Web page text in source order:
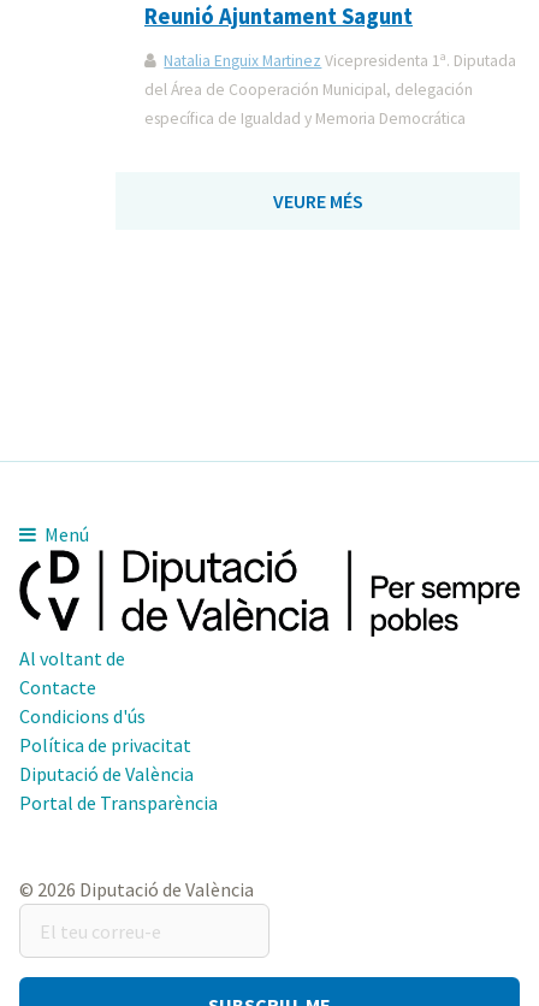
Reunió Ajuntament Sagunt
Natalia Enguix Martinez Vicepresidenta 1ª. Diputada
del Área de Cooperación Municipal, delegación
específica de Igualdad y Memoria Democrática
VEURE MÉS
Menú
Al voltant de
Contacte
Condicions d'ús
Política de privacitat
Diputació de València
Portal de Transparència
© 2026 Diputació de València
teu
correu-